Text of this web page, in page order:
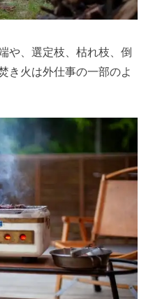
や、選定枝、枯れ枝、倒
き火は外仕事の一部のよ